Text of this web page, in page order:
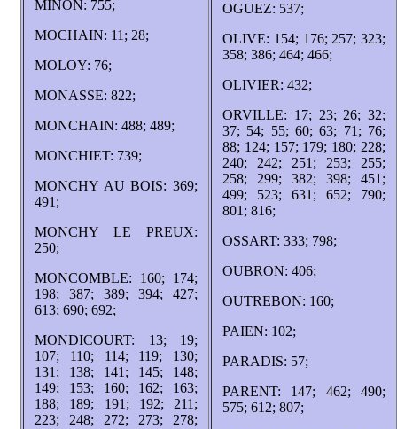
MINON: 755;
MOCHAIN: 11; 28;
MOLOY: 76;
MONASSE: 822;
MONCHAIN: 488; 489;
MONCHIET: 739;
MONCHY AU BOIS: 369;
491;
MONCHY LE PREUX:
250;
MONCOMBLE: 160; 174;
198; 387; 389; 394; 427;
613; 690; 692;
MONDICOURT: 13; 19;
107; 110; 114; 119; 130;
131; 138; 141; 145; 148;
149; 153; 160; 162; 163;
188; 189; 191; 192; 211;
223; 248; 272; 273; 278;
OGUEZ: 537;
OLIVE: 154; 176; 257; 323;
358; 386; 464; 466;
OLIVIER: 432;
ORVILLE: 17; 23; 26; 32;
37; 54; 55; 60; 63; 71; 76;
88; 124; 157; 179; 180; 228;
240; 242; 251; 253; 255;
258; 299; 382; 398; 451;
499; 523; 631; 652; 790;
801; 816;
OSSART: 333; 798;
OUBRON: 406;
OUTREBON: 160;
PAIEN: 102;
PARADIS: 57;
PARENT: 147; 462; 490;
575; 612; 807;